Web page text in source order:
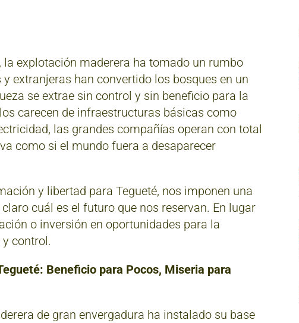
la explotación maderera ha tomado un rumbo
extranjeras han convertido los bosques en un
se extrae sin control y sin beneficio para la
carecen de infraestructuras básicas como
las grandes compañías operan con total
como si el mundo fuera a desaparecer
y libertad para Tegueté, nos imponen una
claro cuál es el futuro que nos reservan. En lugar
o inversión en oportunidades para la
control.
Beneficio para Pocos, Miseria para
de gran envergadura ha instalado su base